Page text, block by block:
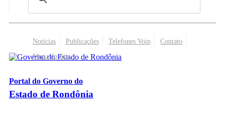
Notícias Publicações Telefones Voip
Contato
Mapa do Site
Portal do Governo do
Estado de Rondônia